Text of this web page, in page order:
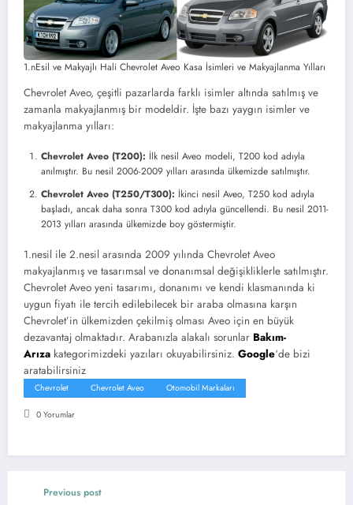
1.nEsil ve Makyajlı Hali Chevrolet Aveo Kasa İsimleri ve Makyajlanma Yılları
Chevrolet Aveo, çeşitli pazarlarda farklı isimler altında satılmış ve
zamanla makyajlanmış bir modeldir. İşte bazı yaygın isimler ve
makyajlanma yılları:
Chevrolet Aveo (T200): İlk nesil Aveo modeli, T200 kod adıyla
anılmıştır. Bu nesil 2006-2009 yılları arasında ülkemizde satılmıştır.
Chevrolet Aveo (T250/T300): İkinci nesil Aveo, T250 kod adıyla
başladı, ancak daha sonra T300 kod adıyla güncellendi. Bu nesil 2011-
2013 yılları arasında ülkemizde boy göstermiştir.
1.nesil ile 2.nesil arasında 2009 yılında Chevrolet Aveo
makyajlanmış ve tasarımsal ve donanımsal değişikliklerle satılmıştır.
Chevrolet Aveo yeni tasarımı, donanımı ve kendi klasmanında ki
uygun fiyatı ile tercih edilebilecek bir araba olmasına karşın
Chevrolet’in ülkemizden çekilmiş olması Aveo için en büyük
dezavantaj olmaktadır. Arabanızla alakalı sorunlar Bakım-
Arıza kategorimizdeki yazıları okuyabilirsiniz. Google‘de bizi
aratabilirsiniz
Chevrolet Chevrolet Aveo Otomobil Markaları
0 Yorumlar
Previous post